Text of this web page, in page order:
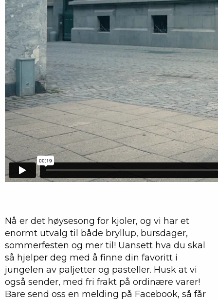
Nå er det høysesong for kjoler, og vi har et
enormt utvalg til både bryllup, bursdager,
sommerfesten og mer til! Uansett hva du skal
så hjelper deg med å finne din favoritt i
jungelen av paljetter og pasteller. Husk at vi
også sender, med fri frakt på ordinære varer!
Bare send oss en melding på Facebook, så får